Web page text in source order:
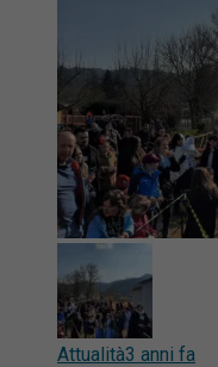
Attualità3 anni fa